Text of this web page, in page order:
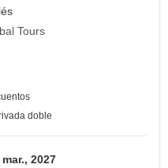
Tours
doble
mar., 2027